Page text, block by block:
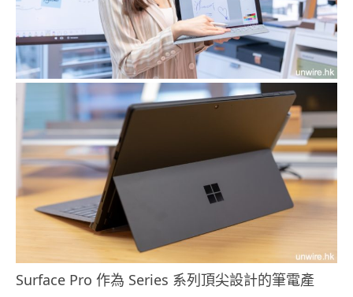
Surface Pro 作為 Series 系列頂尖設計的筆電產